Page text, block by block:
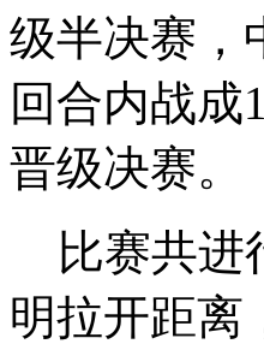
级半决赛，
回合内战成
晋级决赛。
比赛共进
明拉开距离